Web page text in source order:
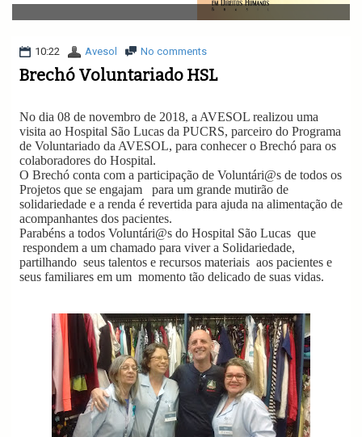
v
i
a
i
10:22 Avesol No comments
Brechó Voluntariado HSL
No dia 08 de novembro de 2018, a AVESOL realizou uma
visita ao Hospital São Lucas da PUCRS, parceiro do Programa
de Voluntariado da AVESOL, para conhecer o Brechó para os
colaboradores do Hospital.
O Brechó conta com a participação de Voluntári@s de todos os
Projetos que se engajam
para um grande mutirão de
solidariedade e a renda é revertida para ajuda na alimentação de
acompanhantes dos pacientes.
Parabéns a todos Voluntári@s do Hospital São Lucas que
respondem a um chamado para viver a Solidariedade,
partilhando seus talentos e recursos materiais aos pacientes e
seus familiares em um momento tão delicado de suas vidas.